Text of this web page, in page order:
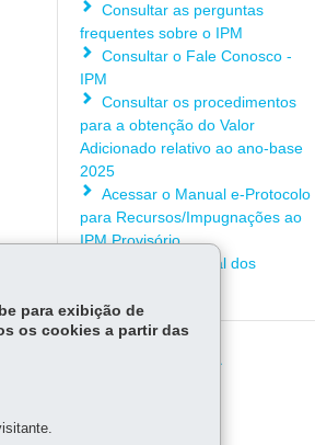
Consultar as perguntas
frequentes sobre o IPM
Consultar o Fale Conosco -
IPM
Consultar os procedimentos
para a obtenção do Valor
Adicionado relativo ao ano-base
2025
Acessar o Manual e-Protocolo
para Recursos/Impugnações ao
IPM Provisório
Consultar o Portal dos
ÓRGÃO RESPONSÁVEL
para exibição de
os cookies a partir das